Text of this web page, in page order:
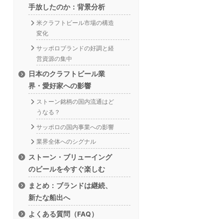
手放したのか：背景分析
米クラフトビール市場の構造
変化
サッポロブランドの好調と経
営資源の集中
日本のクラフトビール業
界・愛好家への影響
ストーン銘柄の国内流通はど
うなる？
サッポロの国内事業への影響
業界全体へのシグナル
ストーン・ブリューイング
のビールを今すぐ楽しむ
まとめ：ブランドは継続、
新たな船出へ
よくある質問（FAQ）